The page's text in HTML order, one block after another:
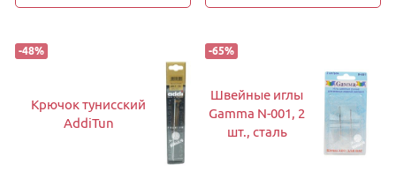
-48%
Крючок тунисский
AddiTun
-65%
Швейные иглы
Gamma N-001, 2
шт., сталь